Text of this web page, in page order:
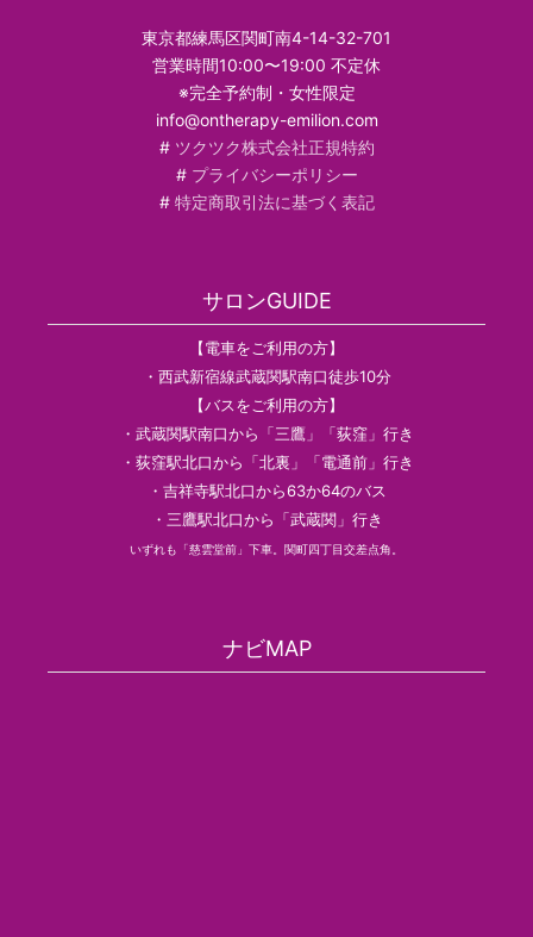
東京都練馬区関町南4-14-32-701
営業時間10:00〜19:00 不定休
※完全予約制・女性限定
info@ontherapy-emilion.com
# ツクツク株式会社正規特約
# プライバシーポリシー
# 特定商取引法に基づく表記
サロンGUIDE
【電車をご利用の方】
・西武新宿線武蔵関駅南口徒歩10分
【バスをご利用の方】
・武蔵関駅南口から「三鷹」「荻窪」行き
・荻窪駅北口から「北裏」「電通前」行き
・吉祥寺駅北口から63か64のバス
・三鷹駅北口から「武蔵関」行き
いずれも「慈雲堂前」下車。関町四丁目交差点角。
ナビMAP